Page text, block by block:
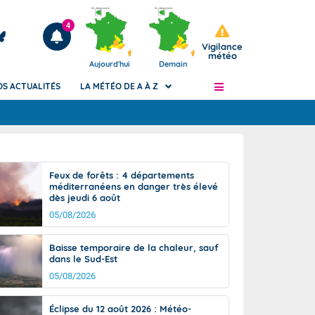
Articles
4
Aujourd'hui Demain
Vigilance
météo
de
Phénomènes dangereux de J+2 à J+7
Avertissement pluies intenses à l'échelle
des communes (Apic)
Bulletins Marine
Bulletins d'estimation du risque
d'avalanche
Météo des forêts
Vigicrues
ACTUALITÉS LA MÉTÉO DE A À Z
Feux de forêts : 4 départements
méditerranéens en danger très élevé
dès jeudi 6 août
05/08/2026
Baisse temporaire de la chaleur, sauf
dans le Sud-Est
05/08/2026
Éclipse du 12 août 2026 : Météo-